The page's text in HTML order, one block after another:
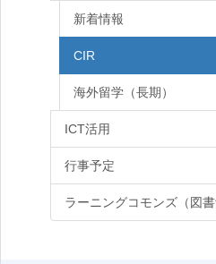
新着情報
CIR
海外留学（長期）
ICT活用
行事予定
ラーニングコモンズ（図書